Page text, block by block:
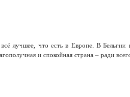
лучшее, что есть в Европе. В Бельгии
и спокойная страна – ради